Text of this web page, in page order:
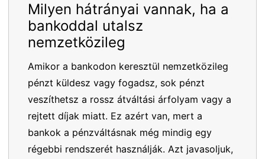
Milyen hátrányai vannak, ha a
bankoddal utalsz
nemzetközileg
Amikor a bankodon keresztül nemzetközileg
pénzt küldesz vagy fogadsz, sok pénzt
veszíthetsz a rossz átváltási árfolyam vagy a
rejtett díjak miatt. Ez azért van, mert a
bankok a pénzváltásnak még mindig egy
régebbi rendszerét használják. Azt javasoljuk,